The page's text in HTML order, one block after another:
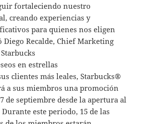
fortaleciendo nuestro
creando experiencias y
para quienes nos eligen
Diego Recalde, Chief Marketing
en estrellas
clientes más leales, Starbucks®
a sus miembros una promoción
de septiembre desde la apertura al
este periodo, 15 de las